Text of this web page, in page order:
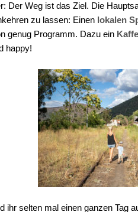
Der Weg ist das Ziel. Die
zu lassen: Einen lokalen
genug Programm. Dazu ein
happy!
ihr selten mal einen ganzen Tag